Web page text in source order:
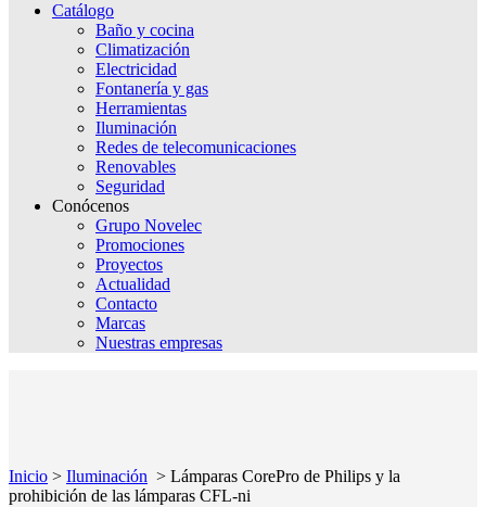
Catálogo
Baño y cocina
Climatización
Electricidad
Fontanería y gas
Herramientas
Iluminación
Redes de telecomunicaciones
Renovables
Seguridad
Conócenos
Grupo Novelec
Promociones
Proyectos
Actualidad
Contacto
Marcas
Nuestras empresas
Inicio > Iluminación > Lámparas CorePro de Philips y la
prohibición de las lámparas CFL-ni